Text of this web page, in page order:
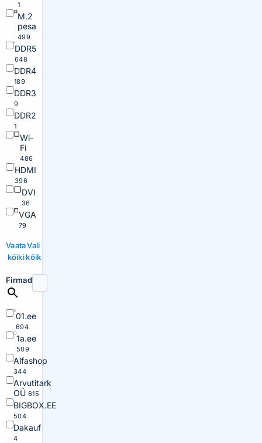
1
M.2
pesa
499
DDR5
648
DDR4
189
DDR3
9
DDR2
1
Wi-
Fi
486
HDMI
396
DVI
36
VGA
79
Vaata
kõiki
Vali
kõik
Firmad
01.ee
694
1a.ee
509
Alfashop
344
Arvutitark
OÜ 615
BIGBOX.EE
504
Dakauf
4